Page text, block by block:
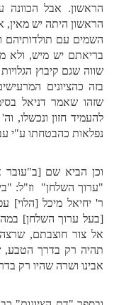
הראשון. אבל
הראשון היתה יש מאין,
השמים עם תולדותיהם
בריאתם יש מיש, ולא
שווה שגם קיבוץ
בזה כהציונים
שזהו שאמר דניאל
להעמיד חזון ונכשלו,
נפלאות כהבטחתו ע"י
וכן הביא שם
"ערוך השלחן" וז"ל:
ר' יחיאל מיכל [הלוי]
[בעל ערוך השלחן]
אל צור חוצבתם,
תהיה רק בדרך הטבע,
אבינו ושרה שהיו רק